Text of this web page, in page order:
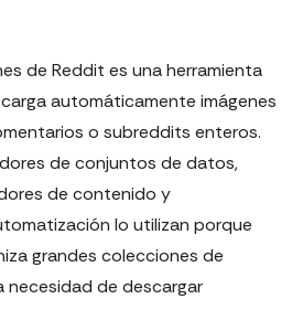
de Reddit es una herramienta
automáticamente imágenes
o subreddits enteros.
de conjuntos de datos,
de contenido y
lo utilizan porque
grandes colecciones de
necesidad de descargar